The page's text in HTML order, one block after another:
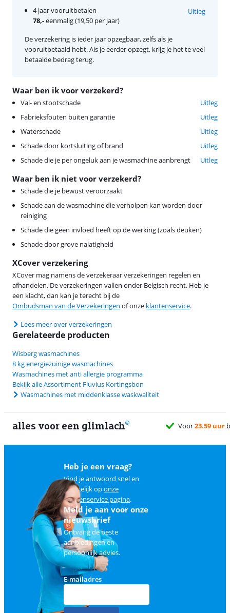
Waar ben ik voor verzekerd?
Val- en stootschade
Uitleg
Fabrieksfouten buiten garantie
Uitleg
Waterschade
Uitleg
Schade door kortsluiting of brand
Uitleg
Schade die je per ongeluk aan je wasmachine aanbrengt
Uitleg
Waar ben ik niet voor verzekerd?
Schade die je bewust veroorzaakt
Schade aan de wasmachine die verholpen kan worden door
reiniging
Schade die geen invloed heeft op de werking (zoals deuken)
Schade door grove nalatigheid
XCover verzekering
XCover mag namens de verzekeraar verzekeringen regelen en
afhandelen. De verzekeringen vallen onder Belgisch recht. Heb je
een klacht, dan kan je terecht bij de
Ombudsman van de Verzekeringen of onze klantenservice.
Lees meer over verzekeringen
4 jaar vooruitbetalen
78,-eenmalig (19,50 per jaar)
Uitleg
De verzekering is ieder jaar opzegbaar, zelfs als je
vooruitbetaald hebt. Als je eerder opzegt, krijg je het te veel
betaalde bedrag terug.
Gerelateerde producten
Wisberg wasmachines
8 kg energiezuinige wasmachines
Wasmachines met anti allergie programma
Bekijk alle Assortiment Fluvius Kortingsbon
Wasmachines met middenklasse waskwaliteit
alles voor een glimlach
Heb je een vraag?
Vind je antwoord snel en
makkelijk oponze
klantenservice pagina.
Meld je aan voor onze
nieuwsbrief
Ontvang de beste
aanbiedingen en
persoonlijk advies.
E-mailadres